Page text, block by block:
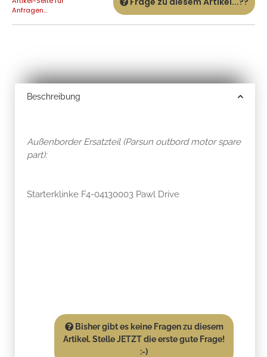
Anfragen...
Beschreibung
Außenborder Ersatzteil (Parsun outbord motor spare
part):
Starterklinke F4-04130003 Pawl Drive
Bisher gibt es keine Fragen zu diesem
Artikel. Stelle JETZT die erste gute Frage!
:-)